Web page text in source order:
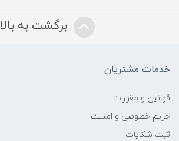
برگشت به بالا
خدمات مشتریان
قوانین و مقررات
حریم خصوصی و امنیت
ثبت شکایات